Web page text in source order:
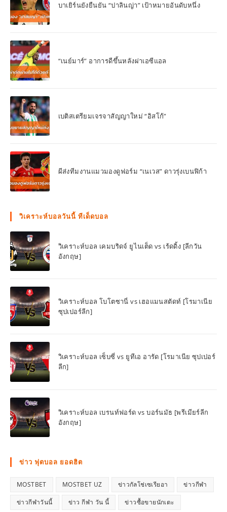
บาเยิร์นยังยืนยัน “ปาลินญ่า” เป้าหมายอันดับหนึ่ง
“เนย์มาร์” อาการดีขึ้นหลังผ่าเอซีแอล
เบติสเตรียมเจรจาสัญญาใหม่ “อิสโก้”
ผีส่งทีมงานแมวมองดูฟอร์ม “เนเวส” ดาวรุ่งเบนฟิก้า
วิเคราะห์บอลวันนี้ ทีเด็ดบอล
วิเคราะห์บอล เคมบริดจ์ ยูไนเต็ด vs เร้ดดิ้ง [ลีกวัน
อังกฤษ]
วิเคราะห์บอล โบโตซานี่ vs เฮอแมนสตัดท์ [โรมาเนีย
ซุปเปอร์ลีก]
วิเคราะห์บอล เซ็บซี่ vs ยูทีเอ อารัด [โรมาเนีย ซุปเปอร์
ลีก]
วิเคราะห์บอล เบรนท์ฟอร์ด vs บอร์นมัธ [พรีเมียร์ลีก
อังกฤษ]
ข่าว ฟุตบอล ยอดฮิต
MOSTBET MOSTBET UZ ข่าวกัลโช่เซเรียอา ข่าวกีฬา
ข่าวกีฬาวันนี้ ข่าว กีฬา วัน นี้ ข่าวซื้อขายนักเตะ